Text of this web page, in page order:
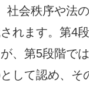
会秩序や法
れます。第4
、第5段階で
して認め、